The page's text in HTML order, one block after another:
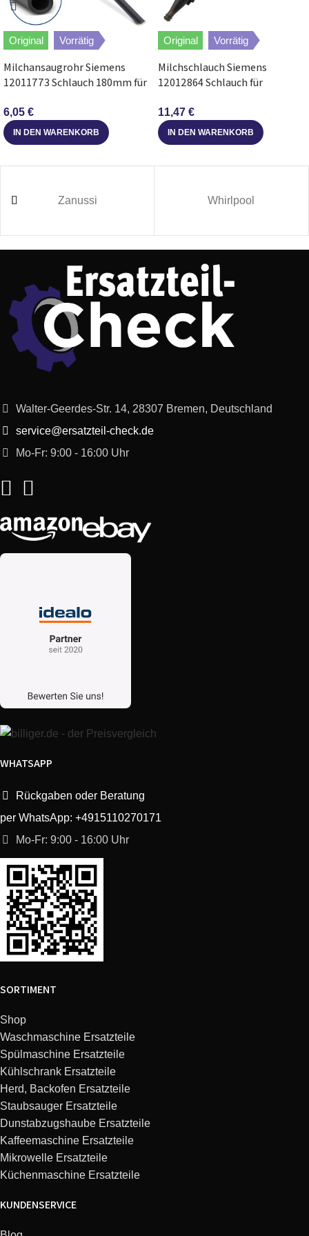
Original Vorrätig
Milchansaugrohr Siemens
12011773 Schlauch 180mm für
6,05 €
IN DEN WARENKORB
Original Vorrätig
Milchschlauch Siemens
12012864 Schlauch für
EQ9
11,47 €
IN DEN WARENKORB
Zanussi Whirlpool
Walter-Geerdes-Str. 14, 28307 Bremen, Deutschland
service@ersatzteil-check.de
Mo-Fr: 9:00 - 16:00 Uhr
WHATSAPP
Rückgaben oder Beratung
per WhatsApp: +4915110270171
Mo-Fr: 9:00 - 16:00 Uhr
SORTIMENT
Shop
Waschmaschine Ersatzteile
Spülmaschine Ersatzteile
Kühlschrank Ersatzteile
Herd, Backofen Ersatzteile
Staubsauger Ersatzteile
Dunstabzugshaube Ersatzteile
Kaffeemaschine Ersatzteile
Mikrowelle Ersatzteile
Küchenmaschine Ersatzteile
KUNDENSERVICE